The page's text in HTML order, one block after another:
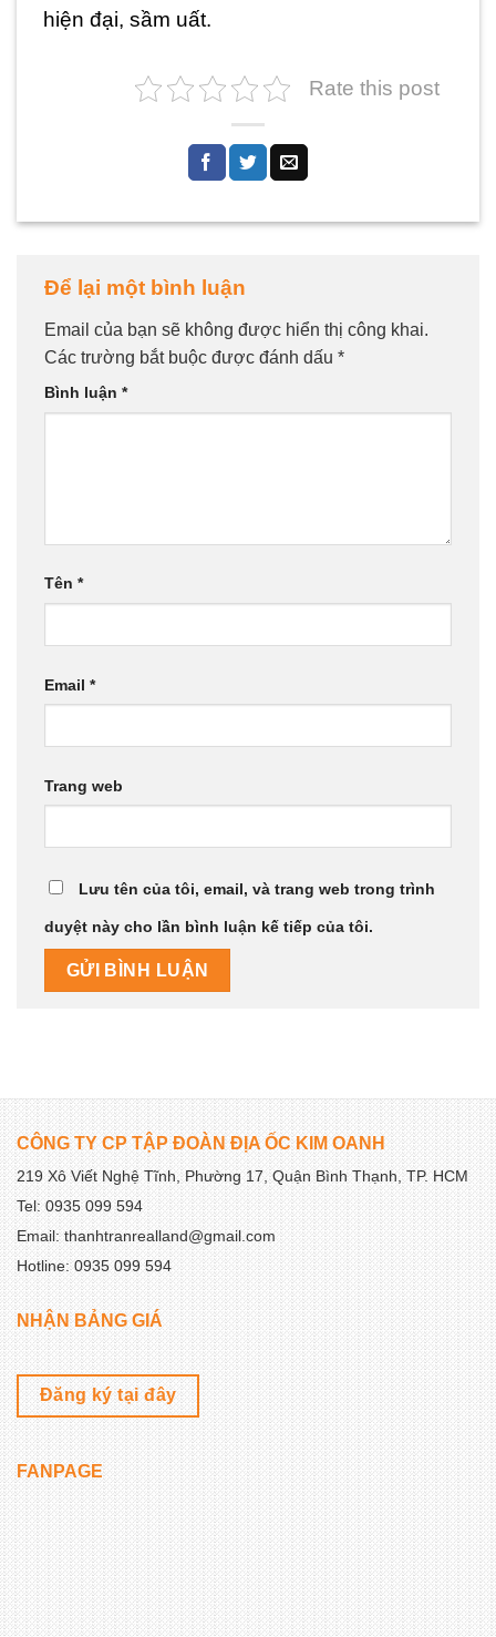
hiện đại, sầm uất.
Rate this post
Để lại một bình luận
Email của bạn sẽ không được hiển thị công khai.
Các trường bắt buộc được đánh dấu *
Bình luận *
Tên *
Email *
Trang web
Lưu tên của tôi, email, và trang web trong trình
duyệt này cho lần bình luận kế tiếp của tôi.
CÔNG TY CP TẬP ĐOÀN ĐỊA ỐC KIM OANH
219 Xô Viết Nghệ Tĩnh, Phường 17, Quận Bình Thạnh, TP. HCM
Tel: 0935 099 594
Email: thanhtranrealland@gmail.com
Hotline: 0935 099 594
NHẬN BẢNG GIÁ
Đăng ký tại đây
FANPAGE